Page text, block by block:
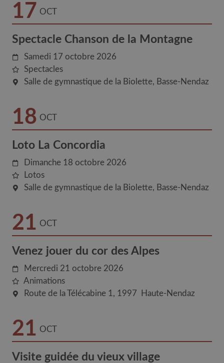
17 OCT
Spectacle Chanson de la Montagne
Samedi 17 octobre 2026
Spectacles
Salle de gymnastique de la Biolette
Basse-Nendaz
18 OCT
Loto La Concordia
Dimanche 18 octobre 2026
Lotos
Salle de gymnastique de la Biolette
Basse-Nendaz
21 OCT
Venez jouer du cor des Alpes
Mercredi 21 octobre 2026
Animations
Route de la Télécabine 1
1997 Haute-Nendaz
21 OCT
Visite guidée du vieux village